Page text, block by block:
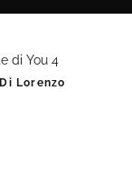
di You 4
Lorenzo